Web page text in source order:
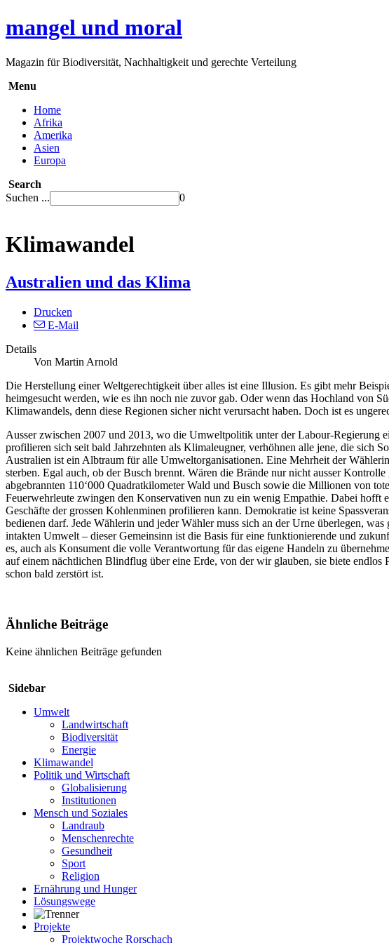
mangel und moral
Magazin für Biodiversität, Nachhaltigkeit und gerechte Verteilung
Menu
Home
Afrika
Amerika
Asien
Europa
Search
Suchen ...
0
Klimawandel
Australien und das Klima
Drucken
E-Mail
Details
Von Martin Arnold
Die Herstellung einer Weltgerechtigkeit über alles ist eine Illusion. Es gibt mehr
heimgesucht werden, wie es ihn noch nie zuvor gab. Oder wenn das Hochland von
Klimawandels, denn diese Regionen sicher nicht verursacht haben. Doch ist es
Ausser zwischen 2007 und 2013, wo die Umweltpolitik unter der Labour-Regierung
profilieren sich seit bald Jahrzehnten als Klimaleugner, verhöhnen alle jene, die sich
Australien ist ein Albtraum für alle Umweltorganisationen. Eine Mehrheit der
sterben. Egal auch, ob der Busch brennt. Wären die Brände nur nicht ausser
abgebrannten 110‘000 Quadratkilometer Wald und Busch sowie die Millionen von
Feuerwehrleute zwingen den Konservativen nun zu ein wenig Empathie. Dabei hofft
Geschäfte der grossen Kohlenminen profilieren kann. Demokratie ist keine
bedienen darf. Jede Wählerin und jeder Wähler muss sich an der Urne überlegen,
intakten Umwelt – dieser Gemeinsinn ist die Basis für eine funktionierende und
es, auch als Konsument die volle Verantwortung für das eigene Handeln zu
auf einem nächtlichen Blindflug über eine Erde, von der wir glauben, sie biete
schon bald zerstört ist.
Ähnliche Beiträge
Keine ähnlichen Beiträge gefunden
Sidebar
Umwelt
Landwirtschaft
Biodiversität
Energie
Klimawandel
Politik und Wirtschaft
Globalisierung
Institutionen
Mensch und Soziales
Landraub
Menschenrechte
Gesundheit
Sport
Religion
Ernährung und Hunger
Lösungswege
Projekte
Projektwoche Rorschach